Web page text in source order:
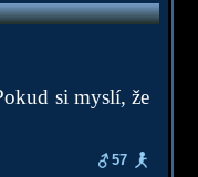
si myslí, že
57